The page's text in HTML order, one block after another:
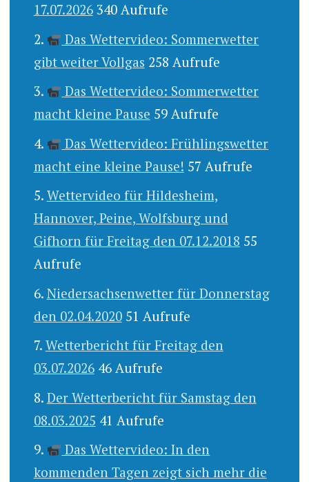
17.07.2026 340 Aufrufe
Das Wettervideo: Sommerwetter
gibt weiter Vollgas 258 Aufrufe
Das Wettervideo: Sommerwetter
macht kleine Pause 59 Aufrufe
Das Wettervideo: Frühlingswetter
macht eine kleine Pause! 57 Aufrufe
Wettervideo für Hildesheim,
Hannover, Peine, Wolfsburg und
Gifhorn für Freitag den 07.12.2018 55
Aufrufe
Niedersachsenwetter für Donnerstag
den 02.04.2020 51 Aufrufe
Wetterbericht für Freitag den
03.07.2026 46 Aufrufe
Der Wetterbericht für Samstag den
08.03.2025 41 Aufrufe
Das Wettervideo: In den
kommenden Tagen zeigt sich mehr die